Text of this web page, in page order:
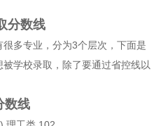
分数线
多专业，分为3个层次，下面是
学校录取，除了要通过省控线以
数线